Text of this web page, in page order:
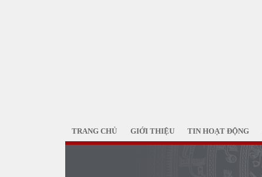
TRANG CHỦ GIỚI THIỆU TIN HOẠT ĐỘNG